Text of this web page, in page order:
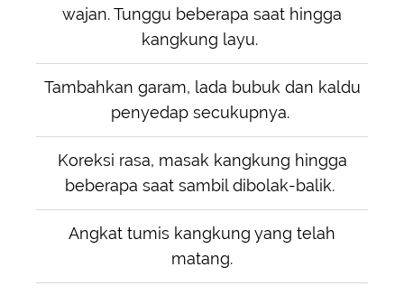
wajan. Tunggu beberapa saat hingga
kangkung layu.
Tambahkan garam, lada bubuk dan kaldu
penyedap secukupnya.
Koreksi rasa, masak kangkung hingga
beberapa saat sambil dibolak-balik.
Angkat tumis kangkung yang telah
matang.